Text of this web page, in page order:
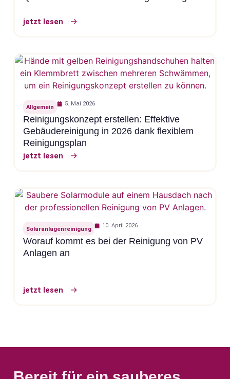
jetzt lesen
Allgemein
5. Mai 2026
Reinigungskonzept erstellen: Effektive
Gebäudereinigung in 2026 dank flexiblem
Reinigungsplan
jetzt lesen
Solaranlagenreinigung
10. April 2026
Worauf kommt es bei der Reinigung von PV
Anlagen an
jetzt lesen